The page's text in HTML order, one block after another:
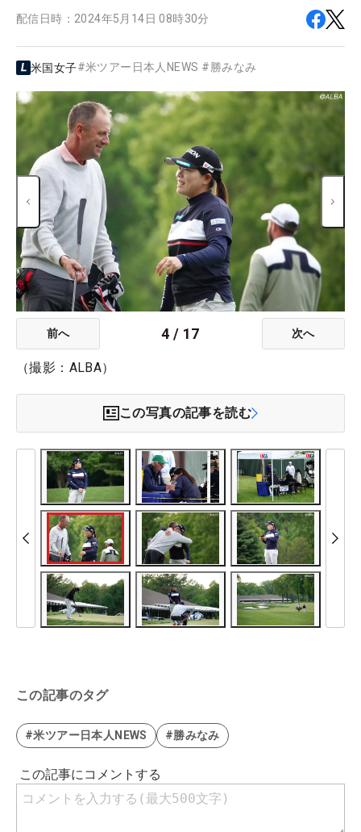
配信日時： 2024年5月14日 08時30分
米国女子#米ツアー日本人NEWS #勝みなみ
前へ 4 / 17 次へ
（撮影：ALBA）
この写真の記事を読む
この記事のタグ
#米ツアー日本人NEWS #勝みなみ